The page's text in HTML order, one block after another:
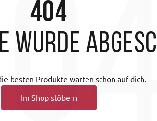
404
wurde
besten Produkte warten schon auf dich.
Im Shop stöbern